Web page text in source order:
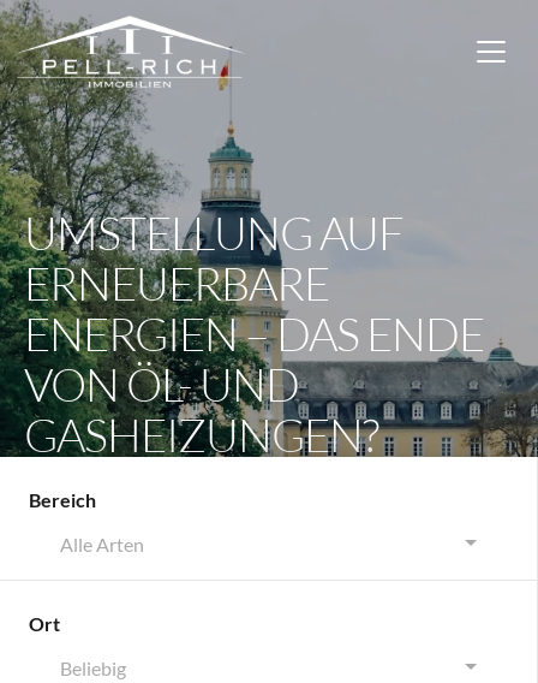
UMSTELLUNG AUF
ERNEUERBARE
ENERGIEN – DAS ENDE
VON ÖL- UND
GASHEIZUNGEN?
Bereich
Alle Arten
Ort
Beliebig